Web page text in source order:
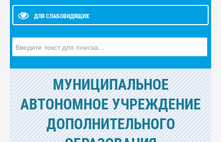
ДЛЯ СЛАБОВИДЯЩИХ
МУНИЦИПАЛЬНОЕ
АВТОНОМНОЕ УЧРЕЖДЕНИЕ
ДОПОЛНИТЕЛЬНОГО